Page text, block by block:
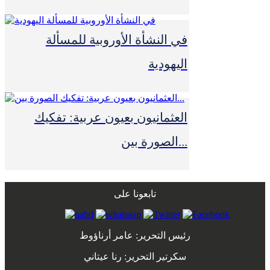
في النشأة الأوروبية للمسألة
اليهودية
العثمانيون بعيون عربية: تفكيك
الصورة بين...
تابعونا على
رئيس التحرير: عامر أرناؤوط
سكرتير التحرير: رنا عيتاني